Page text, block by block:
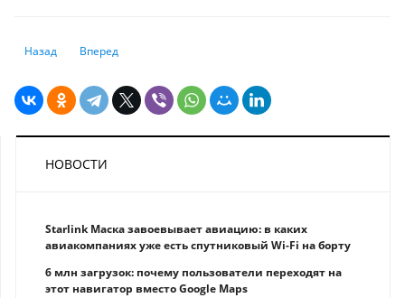
Предыдущий: 225 чиновников привлечены к ответственности за
Назад Следующий: Как развиваются казахстанские регионы
Вперед
НОВОСТИ
Starlink Маска завоевывает авиацию: в каких
авиакомпаниях уже есть спутниковый Wi-Fi на борту
6 млн загрузок: почему пользователи переходят на
этот навигатор вместо Google Maps